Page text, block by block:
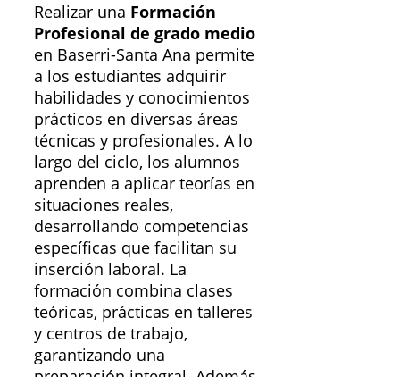
Realizar una Formación
Profesional de grado medio
en Baserri-Santa Ana permite
a los estudiantes adquirir
habilidades y conocimientos
prácticos en diversas áreas
técnicas y profesionales. A lo
largo del ciclo, los alumnos
aprenden a aplicar teorías en
situaciones reales,
desarrollando competencias
específicas que facilitan su
inserción laboral. La
formación combina clases
teóricas, prácticas en talleres
y centros de trabajo,
garantizando una